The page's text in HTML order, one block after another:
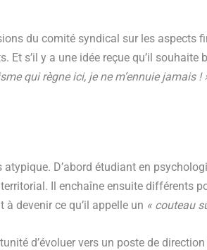
du comité syndical sur les aspects
Et s’il y a une idée reçue qu’il
qui règne ici, je ne m’ennuie jamais !
atypique. D’abord étudiant en
Il enchaîne ensuite différents
devenir ce qu’il appelle un « couteau
d’évoluer vers un poste de